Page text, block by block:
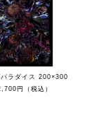
パラダイス 200×300
円（税込）